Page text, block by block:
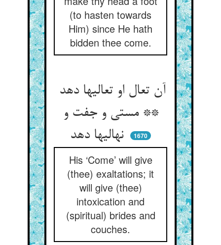
(to hasten towards
Him) since He hath
bidden thee come.
آن تعال او تعالیها دهد
** مستی و جفت و
نهالیها دهد
1670
His ‘Come’ will give
(thee) exaltations; it
will give (thee)
intoxication and
(spiritual) brides and
couches.